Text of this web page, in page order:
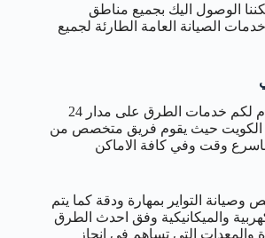
الوصول اليك بجميع مناطق
الصيانة العامة الطارئة لجميع
بنشر متنقل الكويت يقدم لكم خدمات الطرق على مدار 24
حيث يقوم فريق متخصص من
باسرع وقت وفي كافة الاماكن
وصيانة التواير بمهارة ودقة كما يتم
والميكانيكية وفق احدث الطرق
التي تساهم في انجاز